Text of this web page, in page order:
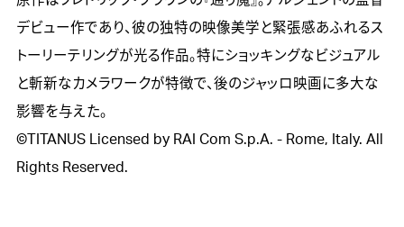
デビュー作であり、彼の独特の映像美学と緊張感あふれるス
トーリーテリングが光る作品。特にショッキングなビジュアル
と斬新なカメラワークが特徴で、後のジャッロ映画に多大な
影響を与えた。
©TITANUS Licensed by RAI Com S.p.A. - Rome, Italy. All
Rights Reserved.